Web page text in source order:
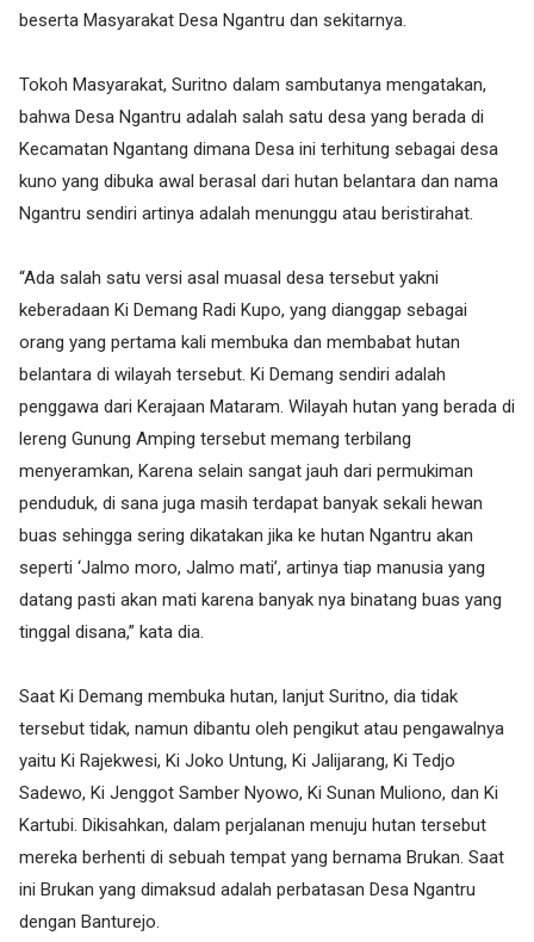
beserta Masyarakat Desa Ngantru dan sekitarnya.
Tokoh Masyarakat, Suritno dalam sambutanya mengatakan,
bahwa Desa Ngantru adalah salah satu desa yang berada di
Kecamatan Ngantang dimana Desa ini terhitung sebagai desa
kuno yang dibuka awal berasal dari hutan belantara dan nama
Ngantru sendiri artinya adalah menunggu atau beristirahat.
“Ada salah satu versi asal muasal desa tersebut yakni
keberadaan Ki Demang Radi Kupo, yang dianggap sebagai
orang yang pertama kali membuka dan membabat hutan
belantara di wilayah tersebut. Ki Demang sendiri adalah
penggawa dari Kerajaan Mataram. Wilayah hutan yang berada di
lereng Gunung Amping tersebut memang terbilang
menyeramkan, Karena selain sangat jauh dari permukiman
penduduk, di sana juga masih terdapat banyak sekali hewan
buas sehingga sering dikatakan jika ke hutan Ngantru akan
seperti ‘Jalmo moro, Jalmo mati’, artinya tiap manusia yang
datang pasti akan mati karena banyak nya binatang buas yang
tinggal disana,” kata dia.
Saat Ki Demang membuka hutan, lanjut Suritno, dia tidak
tersebut tidak, namun dibantu oleh pengikut atau pengawalnya
yaitu Ki Rajekwesi, Ki Joko Untung, Ki Jalijarang, Ki Tedjo
Sadewo, Ki Jenggot Samber Nyowo, Ki Sunan Muliono, dan Ki
Kartubi. Dikisahkan, dalam perjalanan menuju hutan tersebut
mereka berhenti di sebuah tempat yang bernama Brukan. Saat
ini Brukan yang dimaksud adalah perbatasan Desa Ngantru
dengan Banturejo.